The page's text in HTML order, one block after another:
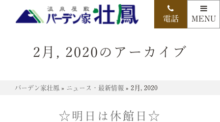
2月, 2020のアーカイブ
バーデン家壮鳳 » ニュース・最新情報 » 2月, 2020
☆明日は休館日☆